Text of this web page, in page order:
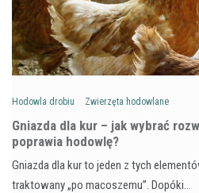
Hodowla drobiu Zwierzęta hodowlane
Gniazda dla kur – jak wybrać
poprawia hodowlę?
Gniazda dla kur to jeden z tych
traktowany „po macoszemu”. Dopóki…